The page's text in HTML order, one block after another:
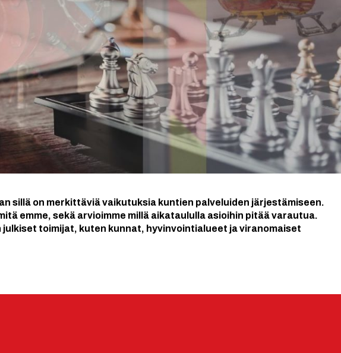
sillä on merkittäviä vaikutuksia kuntien palveluiden järjestämiseen.
emme, sekä arvioimme millä aikataululla asioihin pitää varautua.
toimijat, kuten kunnat, hyvinvointialueet ja viranomaiset